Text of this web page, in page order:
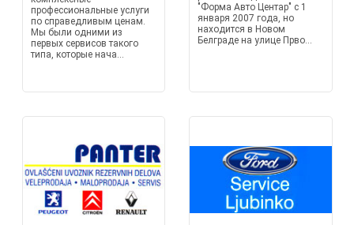
профессиональные услуги
по справедливым ценам.
Мы были одними из
первых сервисов такого
типа, которые нача...
"Форма Авто Центар" с 1
января 2007 года, но
находится в Новом
Белграде на улице Прво...